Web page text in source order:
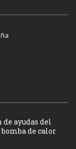
ayudas del
bomba de calor